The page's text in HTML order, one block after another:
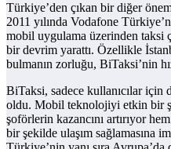
Türkiye’den çıkan bir diğer
2011 yılında Vodafone
mobil uygulama üzerinden taksi
bir devrim yarattı. Özellikle
bulmanın zorluğu, BiTaksi’nin
BiTaksi, sadece kullanıcılar
oldu. Mobil teknolojiyi etkin bir
şoförlerin kazancını artırıyor
bir şekilde ulaşım sağlamasına